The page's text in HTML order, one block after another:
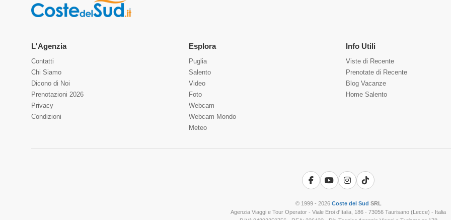
L'Agenzia
Contatti
Chi Siamo
Dicono di Noi
Prenotazioni 2026
Privacy
Condizioni
Esplora
Puglia
Salento
Video
Foto
Webcam
Webcam Mondo
Meteo
Info Utili
Viste di Recente
Prenotate di Recente
Blog Vacanze
Home Salento
Facebook
YouTubeInstagram
TikTok
© 1999 - 2026 Coste del Sud SRL
Agenzia Viaggi e Tour Operator - Viale Eroi d'Italia, 186 - 73056 Taurisano (Lecce) - Italia